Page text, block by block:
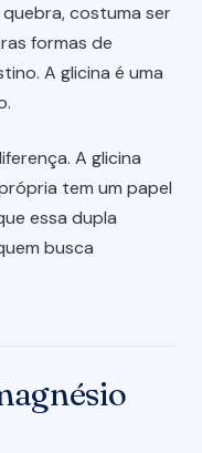
costuma ser
formas de
A glicina é uma
A glicina
tem um papel
essa dupla
busca